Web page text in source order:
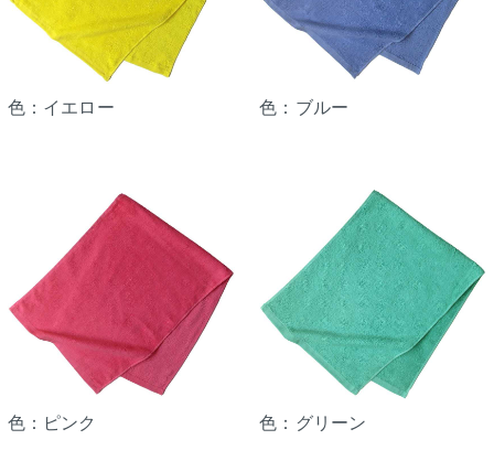
色：イエロー 色：ブルー
色：ピンク 色：グリーン